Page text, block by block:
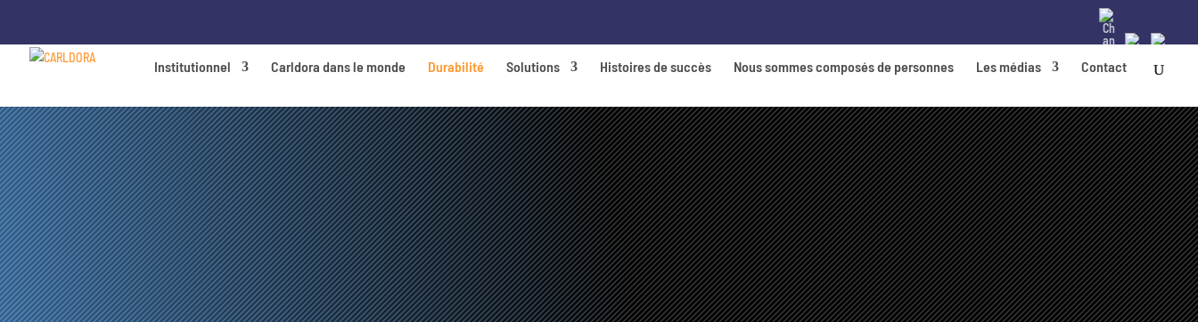
FAQ ZONE RÉSERVÉE
Institutionnel Carldora dans le monde Durabilité Solutions Histoires de succès Nous sommes composés de personnes Les médias Contact